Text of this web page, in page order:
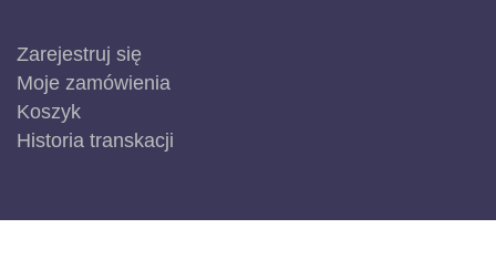
Zarejestruj się
Moje zamówienia
Koszyk
Historia transkacji